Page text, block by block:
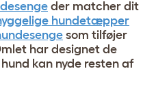
der matcher dit
hundetæpper
som tilføjer
har designet de
kan nyde resten af